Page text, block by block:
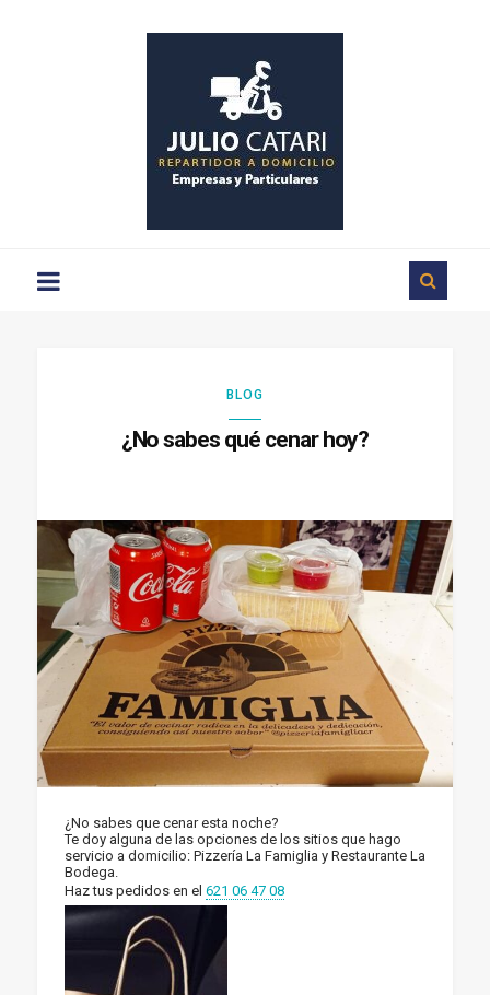
a
domicilio
en
Ciudad
Rodrigo
BLOG
¿No sabes qué cenar hoy?
¿No sabes que cenar esta noche?
Te doy alguna de las opciones de los sitios que hago
servicio a domicilio: Pizzería La Famiglia y Restaurante La
Bodega.
Haz tus pedidos en el 621 06 47 08